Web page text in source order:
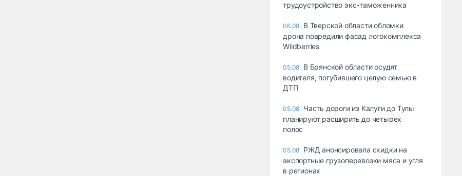
трудоустройство экс-таможенника
06.08 В Тверской области обломки
дрона повредили фасад логокомплекса
Wildberries
05.08 В Брянской области осудят
водителя, погубившего целую семью в
ДТП
05.08 Часть дороги из Калуги до Тулы
планируют расширить до четырех
полос
05.08 РЖД анонсировала скидки на
экспортные грузоперевозки мяса и угля
в регионах